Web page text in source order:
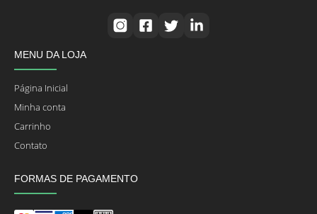
MENU DA LOJA
Página Inicial
Minha conta
Carrinho
Contato
FORMAS DE PAGAMENTO